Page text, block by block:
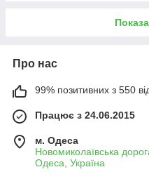
Про нас
99% позитивних з 550
Працює з 24.06.2015
м. Одеса
Новомиколаївська
Одеса, Україна